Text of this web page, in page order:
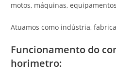
motos, máquinas,
Atuamos como indústria,
Funcionamento do
horimetro: